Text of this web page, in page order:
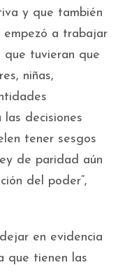
y que también
empezó a trabajar
que tuvieran que
niñas,
las decisiones
tener sesgos
de paridad aún
del poder”,
en evidencia
que tienen las